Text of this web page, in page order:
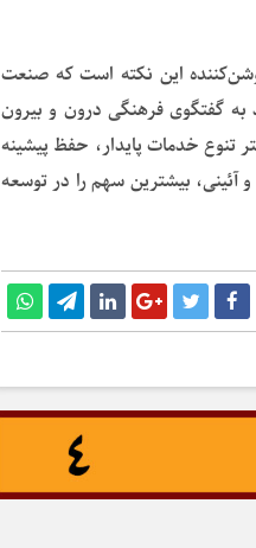
این نکته است که صنعت
به گفتگوی فرهنگی درون و بیرون
تنوع خدمات پایدار، حفظ پیشینه
بیشترین سهم را در توسعه